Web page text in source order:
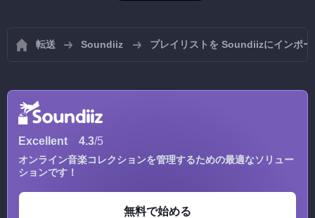
転送 Soundiiz プレイリストを Soundiizにインポー
Excellent 4.3/5
オンライン音楽コレクションを管理するための最適なソリュー
ションです！
無料で始める